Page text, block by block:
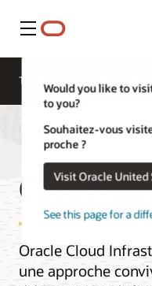
Menu
Would you like to
to you?
Souhaitez-vous
proche ?
Visit Oracle United
See this page for a
Tarification
Grille
Oracle Cloud
une approche